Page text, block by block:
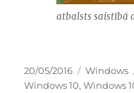
atbalsts saistībā
Publicēts
20/05/2016 Windows
Windows 10,Windows